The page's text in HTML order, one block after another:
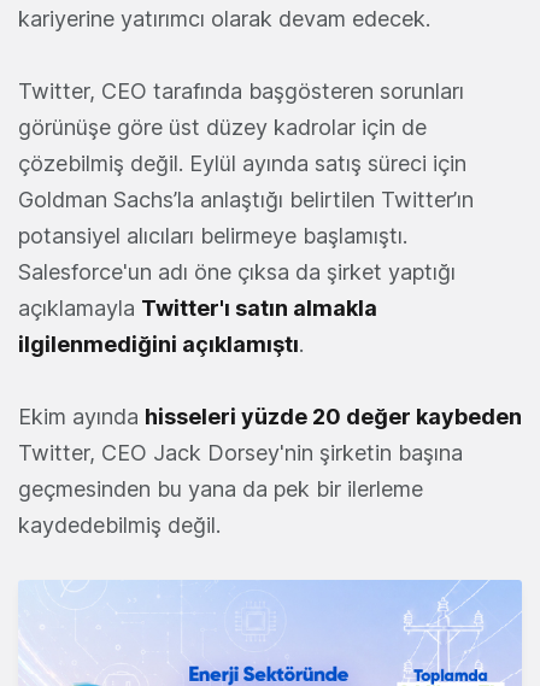
kariyerine yatırımcı olarak devam edecek.
Twitter, CEO tarafında başgösteren sorunları
görünüşe göre üst düzey kadrolar için de
çözebilmiş değil. Eylül ayında satış süreci için
Goldman Sachs’la anlaştığı belirtilen Twitter’ın
potansiyel alıcıları belirmeye başlamıştı.
Salesforce'un adı öne çıksa da şirket yaptığı
açıklamayla Twitter'ı satın almakla
ilgilenmediğini açıklamıştı.
Ekim ayında hisseleri yüzde 20 değer kaybeden
Twitter, CEO Jack Dorsey'nin şirketin başına
geçmesinden bu yana da pek bir ilerleme
kaydedebilmiş değil.